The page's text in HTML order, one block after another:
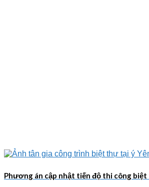
Phương án cập nhật tiến độ thi công biệt